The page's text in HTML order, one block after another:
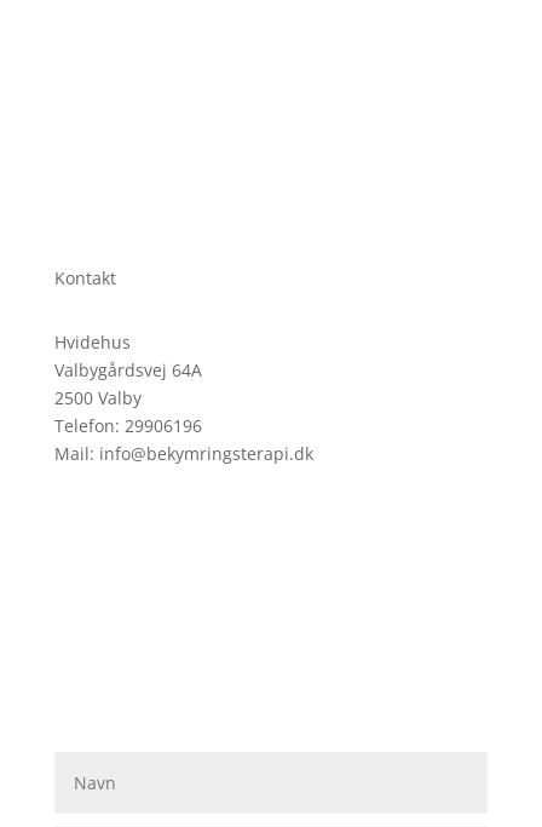
Kontakt
Hvidehus
Valbygårdsvej 64A
2500 Valby
Telefon: 29906196
Mail: info@bekymringsterapi.dk